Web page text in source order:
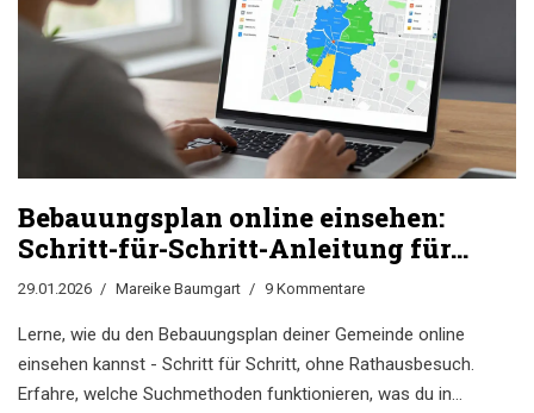
Bebauungsplan online einsehen:
Schritt-für-Schritt-Anleitung für
Bürger und
29.01.2026 Mareike Baumgart 9 Kommentare
Lerne, wie du den Bebauungsplan deiner Gemeinde online
einsehen kannst - Schritt für Schritt, ohne Rathausbesuch.
Erfahre, welche Suchmethoden funktionieren, was du in